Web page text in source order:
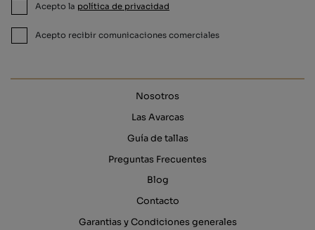
Acepto la política de privacidad
Acepto recibir comunicaciones comerciales
Nosotros
Las Avarcas
Guía de tallas
Preguntas Frecuentes
Blog
Contacto
Garantias y Condiciones generales